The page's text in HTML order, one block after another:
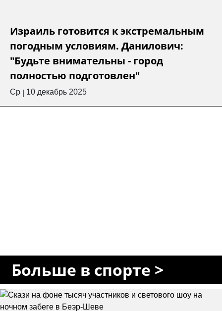
Израиль готовится к экстремальным
погодным условиям. Данилович:
"Будьте внимательны - город
полностью подготовлен"
Ср 10 декабрь 2025
Больше в спорте >